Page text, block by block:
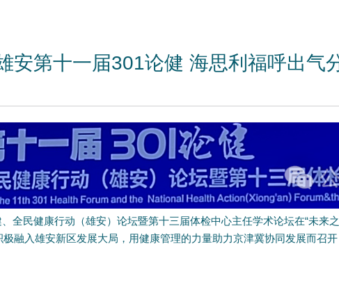
安第十一届301论健 海思利福呼出气
全民健康行动（雄安）论坛暨第十三届体检中心主任学术论坛在“未来
融入雄安新区发展大局，用健康管理的力量助力京津冀协同发展而召开